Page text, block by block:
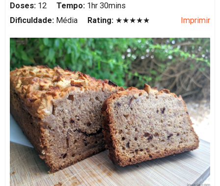
Doses: 12 Tempo: 1hr 30mins
Dificuldade: Média Rating: ★★★★★ Imprimir